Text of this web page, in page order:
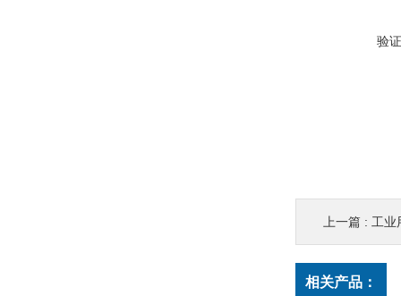
验
上一篇 : 工业
相关产品：